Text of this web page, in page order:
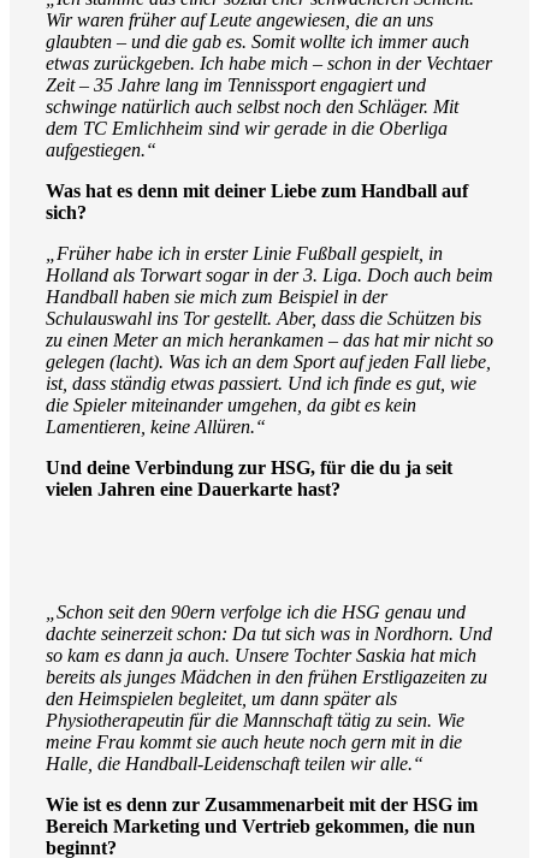
Wir waren früher auf Leute angewiesen, die an uns
glaubten – und die gab es. Somit wollte ich immer auch
etwas zurückgeben. Ich habe mich – schon in der Vechtaer
Zeit – 35 Jahre lang im Tennissport engagiert und
schwinge natürlich auch selbst noch den Schläger. Mit
dem TC Emlichheim sind wir gerade in die Oberliga
aufgestiegen.“
Was hat es denn mit deiner Liebe zum Handball auf
sich?
„Früher habe ich in erster Linie Fußball gespielt, in
Holland als Torwart sogar in der 3. Liga. Doch auch beim
Handball haben sie mich zum Beispiel in der
Schulauswahl ins Tor gestellt. Aber, dass die Schützen bis
zu einen Meter an mich herankamen – das hat mir nicht so
gelegen (lacht). Was ich an dem Sport auf jeden Fall liebe,
ist, dass ständig etwas passiert. Und ich finde es gut, wie
die Spieler miteinander umgehen, da gibt es kein
Lamentieren, keine Allüren.“
Und deine Verbindung zur HSG, für die du ja seit
vielen Jahren eine Dauerkarte hast?
„Schon seit den 90ern verfolge ich die HSG genau und
dachte seinerzeit schon: Da tut sich was in Nordhorn. Und
so kam es dann ja auch. Unsere Tochter Saskia hat mich
bereits als junges Mädchen in den frühen Erstligazeiten zu
den Heimspielen begleitet, um dann später als
Physiotherapeutin für die Mannschaft tätig zu sein. Wie
meine Frau kommt sie auch heute noch gern mit in die
Halle, die Handball-Leidenschaft teilen wir alle.“
Wie ist es denn zur Zusammenarbeit mit der HSG im
Bereich Marketing und Vertrieb gekommen, die nun
beginnt?